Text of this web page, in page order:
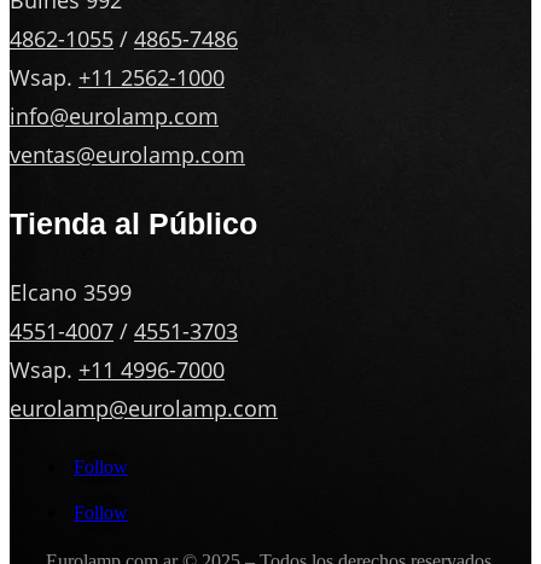
4862-1055 / 4865-7486
Wsap. +11 2562-1000
info@eurolamp.com
ventas@eurolamp.com
Tienda al Público
Elcano 3599
4551-4007 / 4551-3703
Wsap. +11 4996-7000
eurolamp@eurolamp.com
Follow
Follow